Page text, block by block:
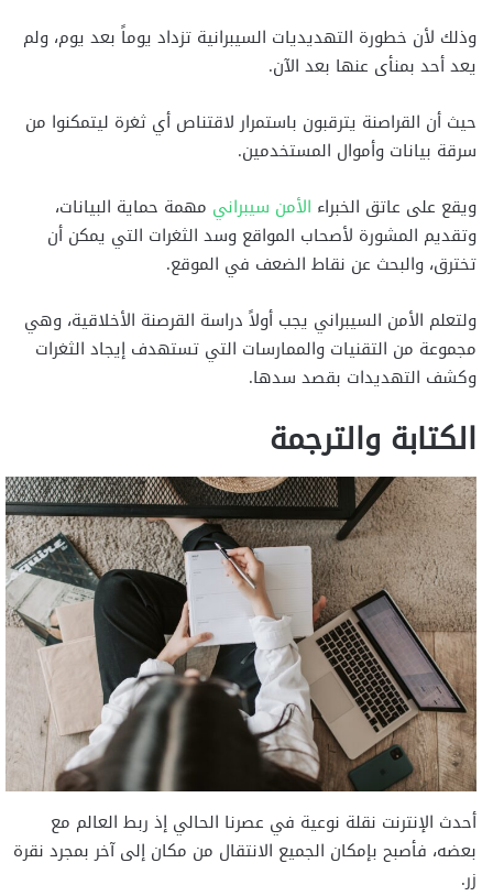
وذلك لأن خطورة التهديديات السيبرانية تزداد يوماً بعد يوم، ولم
يعد أحد بمنأى عنها بعد الآن.
حيث أن القراصنة يترقبون باستمرار لاقتناص أي ثغرة ليتمكنوا من
سرقة بيانات وأموال المستخدمين.
ويقع على عاتق الخبراء الأمن سيبراني مهمة حماية البيانات،
وتقديم المشورة لأصحاب المواقع وسد الثغرات التي يمكن أن
تخترق، والبحث عن نقاط الضعف في الموقع.
ولتعلم الأمن السيبراني يجب أولاً دراسة القرصنة الأخلاقية، وهي
مجموعة من التقنيات والممارسات التي تستهدف إيجاد الثغرات
وكشف التهديدات بقصد سدها.
الكتابة والترجمة
أحدث الإنترنت نقلة نوعية في عصرنا الحالي إذ ربط العالم مع
بعضه، فأصبح بإمكان الجميع الانتقال من مكان إلى آخر بمجرد نقرة
زر.